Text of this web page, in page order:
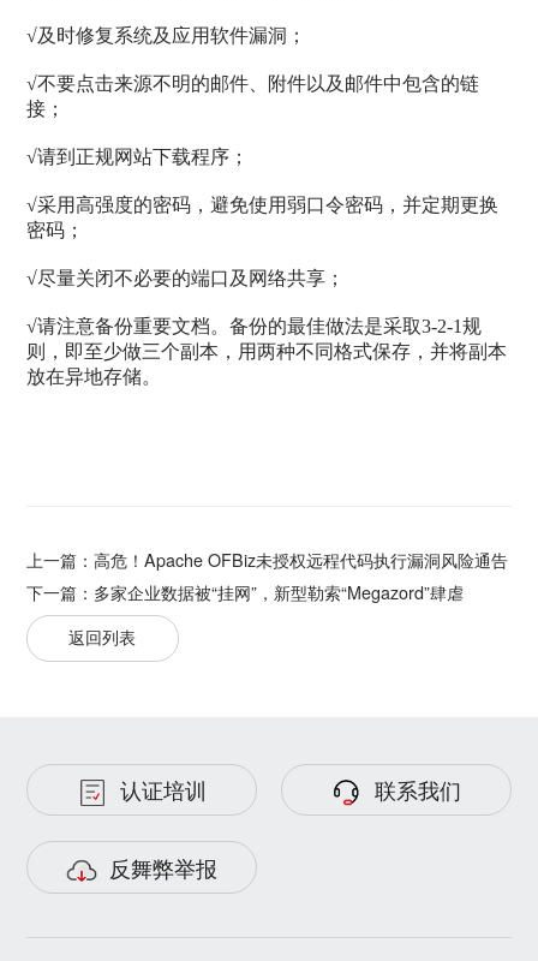
√及时修复系统及应用软件漏洞；
√不要点击来源不明的邮件、附件以及邮件中包含的链
接；
√请到正规网站下载程序；
√采用高强度的密码，避免使用弱口令密码，并定期更换
密码；
√尽量关闭不必要的端口及网络共享；
√请注意备份重要文档。备份的最佳做法是采取3-2-1规
则，即至少做三个副本，用两种不同格式保存，并将副本
放在异地存储。
上一篇：高危！Apache OFBiz未授权远程代码执行漏洞风险通告
下一篇： 多家企业数据被“挂网”，新型勒索“Megazord”肆虐
返回列表
认证培训 联系我们
反舞弊举报